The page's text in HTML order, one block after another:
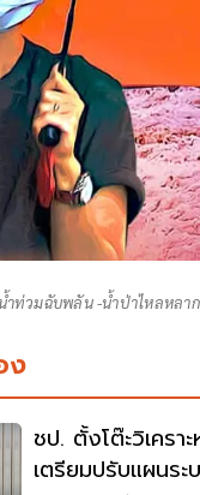
น้ำท่วมฉับพลัน -น้ำป่าไหลหล
ง
ชป. ตั้งโต๊ะวิเครา
เตรียมปรับแผนระ